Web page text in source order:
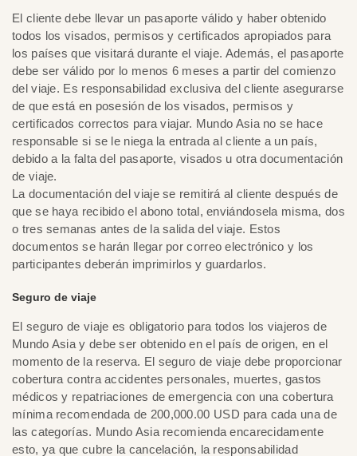
El cliente debe llevar un pasaporte válido y haber obtenido
todos los visados, permisos y certificados apropiados para
los países que visitará durante el viaje. Además, el pasaporte
debe ser válido por lo menos 6 meses a partir del comienzo
del viaje. Es responsabilidad exclusiva del cliente asegurarse
de que está en posesión de los visados, permisos y
certificados correctos para viajar. Mundo Asia no se hace
responsable si se le niega la entrada al cliente a un país,
debido a la falta del pasaporte, visados u otra documentación
de viaje.
La documentación del viaje se remitirá al cliente después de
que se haya recibido el abono total, enviándosela misma, dos
o tres semanas antes de la salida del viaje. Estos
documentos se harán llegar por correo electrónico y los
participantes deberán imprimirlos y guardarlos.
Seguro de viaje
El seguro de viaje es obligatorio para todos los viajeros de
Mundo Asia y debe ser obtenido en el país de origen, en el
momento de la reserva. El seguro de viaje debe proporcionar
cobertura contra accidentes personales, muertes, gastos
médicos y repatriaciones de emergencia con una cobertura
mínima recomendada de 200,000.00 USD para cada una de
las categorías. Mundo Asia recomienda encarecidamente
esto, ya que cubre la cancelación, la responsabilidad